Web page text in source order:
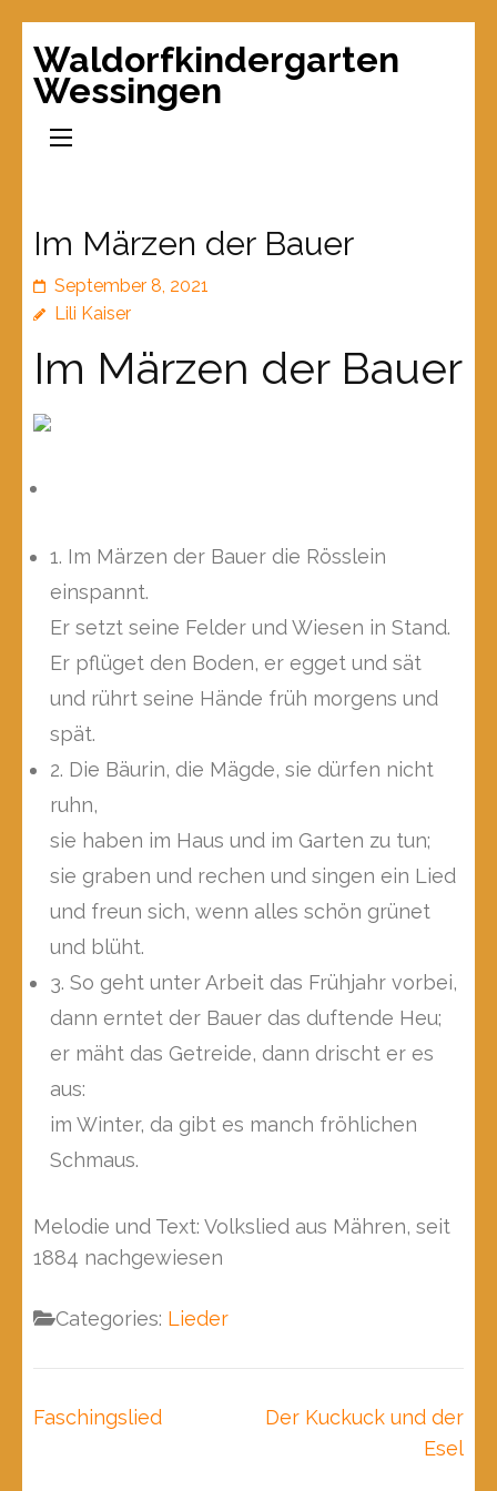
Waldorfkindergarten
Wessingen
Im Märzen der Bauer
September 8, 2021
Lili Kaiser
Im Märzen der Bauer
1. Im Märzen der Bauer die Rösslein
einspannt.
Er setzt seine Felder und Wiesen in Stand.
Er pflüget den Boden, er egget und sät
und rührt seine Hände früh morgens und
spät.
2. Die Bäurin, die Mägde, sie dürfen nicht
ruhn,
sie haben im Haus und im Garten zu tun;
sie graben und rechen und singen ein Lied
und freun sich, wenn alles schön grünet
und blüht.
3. So geht unter Arbeit das Frühjahr vorbei,
dann erntet der Bauer das duftende Heu;
er mäht das Getreide, dann drischt er es
aus:
im Winter, da gibt es manch fröhlichen
Schmaus.
Melodie und Text: Volkslied aus Mähren, seit
1884 nachgewiesen
Categories: Lieder
Beitragsnavigation
Faschingslied
Der Kuckuck und der
Esel